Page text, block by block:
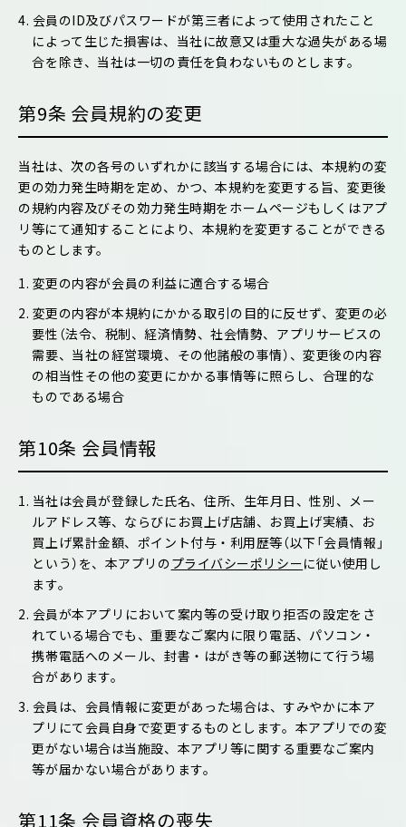
4. 会員のID及びパスワードが第三者によって使用されたこと
によって生じた損害は、当社に故意又は重大な過失がある場
合を除き、当社は一切の責任を負わないものとします。
第9条 会員規約の変更
当社は、次の各号のいずれかに該当する場合には、本規約の変
更の効力発生時期を定め、かつ、本規約を変更する旨、変更後
の規約内容及びその効力発生時期をホームページもしくはアプ
リ等にて通知することにより、本規約を変更することができる
ものとします。
1. 変更の内容が会員の利益に適合する場合
2. 変更の内容が本規約にかかる取引の目的に反せず、変更の必
要性（法令、税制、経済情勢、社会情勢、アプリサービスの
需要、当社の経営環境、その他諸般の事情）、変更後の内容
の相当性その他の変更にかかる事情等に照らし、合理的な
ものである場合
第10条 会員情報
1. 当社は会員が登録した氏名、住所、生年月日、性別、メー
ルアドレス等、ならびにお買上げ店舗、お買上げ実績、お
買上げ累計金額、ポイント付与・利用歴等（以下「会員情報」
という）を、本アプリのプライバシーポリシーに従い使用し
ます。
2. 会員が本アプリにおいて案内等の受け取り拒否の設定をさ
れている場合でも、重要なご案内に限り電話、パソコン・
携帯電話へのメール、封書・はがき等の郵送物にて行う場
合があります。
3. 会員は、会員情報に変更があった場合は、すみやかに本ア
プリにて会員自身で変更するものとします。本アプリでの変
更がない場合は当施設、本アプリ等に関する重要なご案内
等が届かない場合があります。
第11条 会員資格の喪失